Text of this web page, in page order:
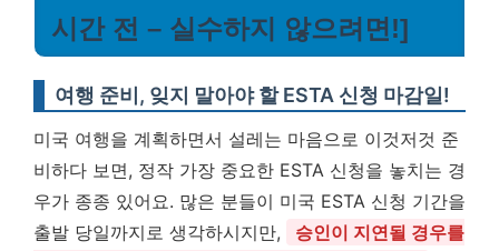
시간 전 – 실수하지 않으려면!]
여행 준비, 잊지 말아야 할 ESTA 신청 마감일!
미국 여행을 계획하면서 설레는 마음으로 이것저것 준
비하다 보면, 정작 가장 중요한 ESTA 신청을 놓치는 경
우가 종종 있어요. 많은 분들이 미국 ESTA 신청 기간을
출발 당일까지로 생각하시지만,
승인이 지연될 경우를